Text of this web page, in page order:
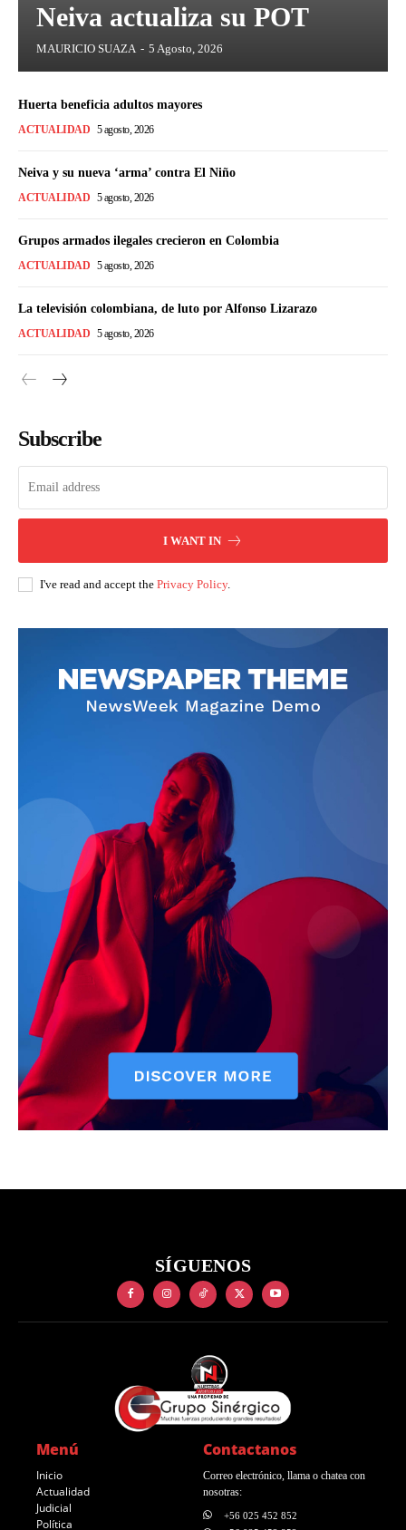
Neiva actualiza su POT
MAURICIO SUAZA - 5 Agosto, 2026
Huerta beneficia adultos mayores
ACTUALIDAD 5 agosto, 2026
Neiva y su nueva ‘arma’ contra El Niño
ACTUALIDAD 5 agosto, 2026
Grupos armados ilegales crecieron en Colombia
ACTUALIDAD 5 agosto, 2026
La televisión colombiana, de luto por Alfonso Lizarazo
ACTUALIDAD 5 agosto, 2026
Subscribe
I WANT IN
I've read and accept the Privacy Policy.
SÍGUENOS
Menú
Inicio
Actualidad
Judicial
Política
Contactanos
Correo electrónico, llama o chatea con
nosotras:
+56 025 452 852